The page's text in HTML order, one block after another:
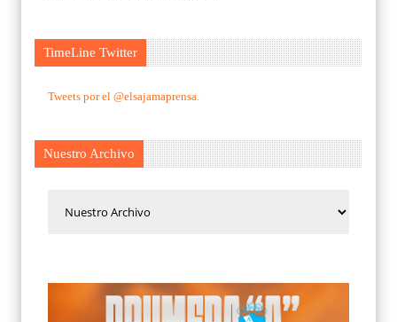
TimeLine Twitter
Tweets por el @elsajamaprensa.
Nuestro Archivo